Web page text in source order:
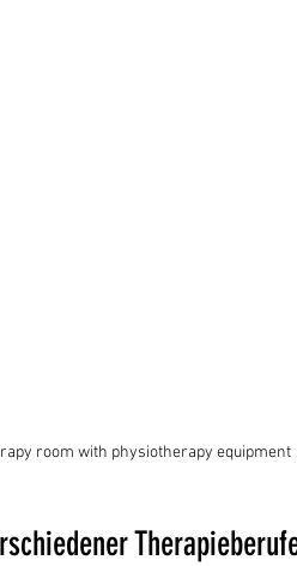
room with physiotherapy equipment